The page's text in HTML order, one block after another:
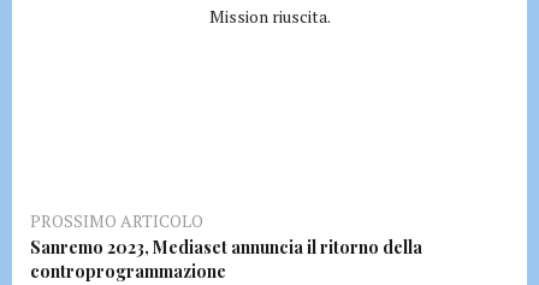
Mission riuscita.
PROSSIMO ARTICOLO
Sanremo 2023, Mediaset annuncia il ritorno della
controprogrammazione